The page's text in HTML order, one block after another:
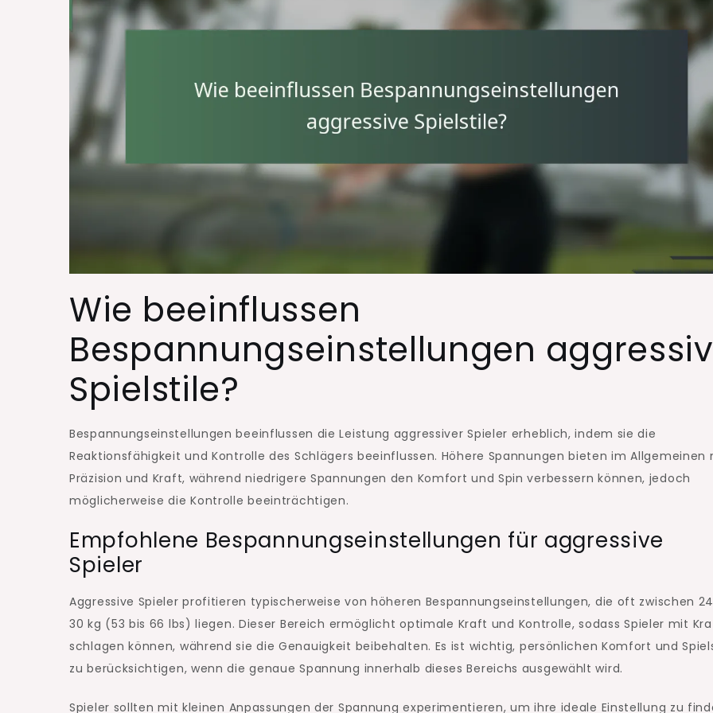
Wie beeinflussen
Bespannungseinstellungen
Spielstile?
Bespannungseinstellungen beeinflussen die Leistung aggressiver Spieler erheblich, indem sie die
Reaktionsfähigkeit und Kontrolle des Schlägers beeinflussen. Höhere Spannungen bieten im Allgemeinen
Präzision und Kraft, während niedrigere Spannungen den Komfort und Spin verbessern können, jedoch
möglicherweise die Kontrolle beeinträchtigen.
Empfohlene Bespannungseinstellungen für aggressive
Spieler
Aggressive Spieler profitieren typischerweise von höheren Bespannungseinstellungen, die oft zwischen
30 kg (53 bis 66 lbs) liegen. Dieser Bereich ermöglicht optimale Kraft und Kontrolle, sodass Spieler mit
schlagen können, während sie die Genauigkeit beibehalten. Es ist wichtig, persönlichen Komfort und
zu berücksichtigen, wenn die genaue Spannung innerhalb dieses Bereichs ausgewählt wird.
Spieler sollten mit kleinen Anpassungen der Spannung experimentieren, um ihre ideale Einstellung zu